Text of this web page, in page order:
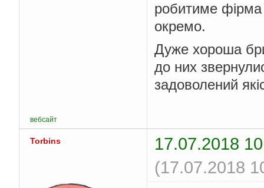
робитиме
окремо.
Дуже хороша
до них
задоволений
вебсайт
Torbins
17.07.2018
(17.07.2018